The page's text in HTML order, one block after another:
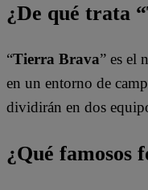
¿De qué trata
“Tierra Brava” es el
en un entorno de
dividirán en dos
¿Qué famosos